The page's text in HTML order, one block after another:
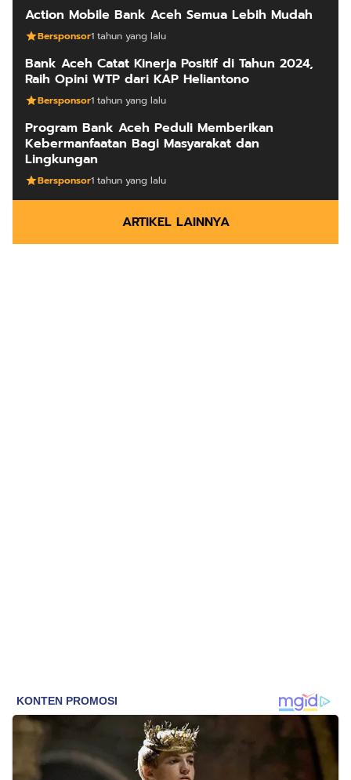
Action Mobile Bank Aceh Semua Lebih Mudah
Bersponsor1 tahun yang lalu
Bank Aceh Catat Kinerja Positif di Tahun 2024,
Raih Opini WTP dari KAP Heliantono
Bersponsor1 tahun yang lalu
Program Bank Aceh Peduli Memberikan
Kebermanfaatan Bagi Masyarakat dan
Lingkungan
Bersponsor1 tahun yang lalu
ARTIKEL LAINNYA